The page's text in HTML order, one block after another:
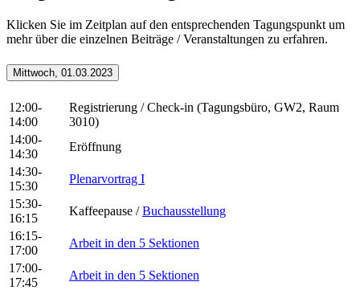
Klicken Sie im Zeitplan auf den entsprechenden Tagungspunkt um
mehr über die einzelnen Beiträge / Veranstaltungen zu erfahren.
Mittwoch, 01.03.2023
12:00-
14:00
Registrierung / Check-in (Tagungsbüro, GW2, Raum
3010)
14:00-
14:30
Eröffnung
14:30-
15:30
Plenarvortrag I
15:30-
16:15
Kaffeepause /Buchausstellung
16:15-
17:00
Arbeit in den 5 Sektionen
17:00-
17:45
Arbeit in den 5 Sektionen